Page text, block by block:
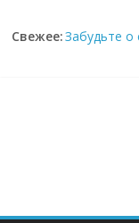
Свежее:Забудьте
которое
Небо
Секрет